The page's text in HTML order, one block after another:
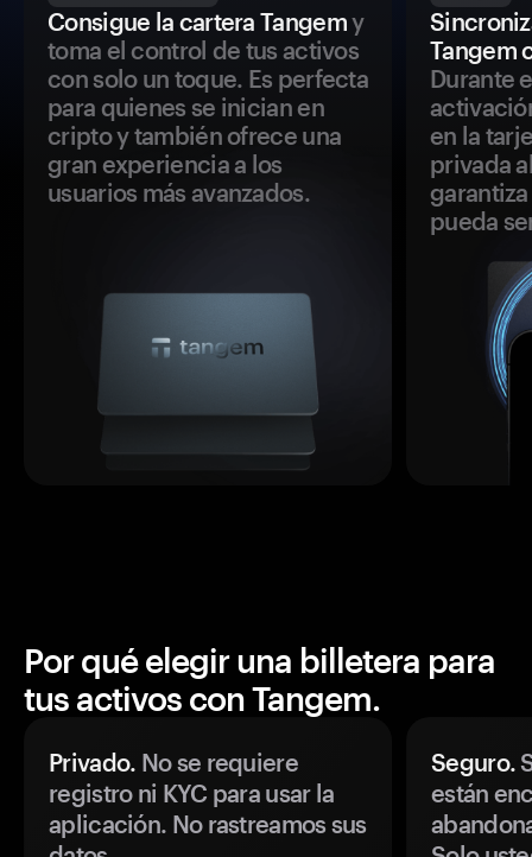
Consigue la cartera Tangemy
toma el control de tus activos
con solo un toque. Es perfecta
para quienes se inician en
cripto y también ofrece una
gran experiencia a los
usuarios más avanzados.
Tangem
Durante
en la
privada
pueda
Por qué elegir una billetera para
tus activos con Tangem.
Privado. No se requiere
registro ni KYC para usar la
aplicación. No rastreamos sus
Seguro.
están